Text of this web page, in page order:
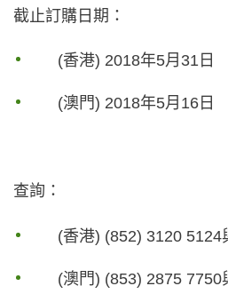
截止訂購日期：
(香港) 2018年5月31日
(澳門) 2018年5月16日
查詢：
(香港) (852) 3120
(澳門) (853) 2875